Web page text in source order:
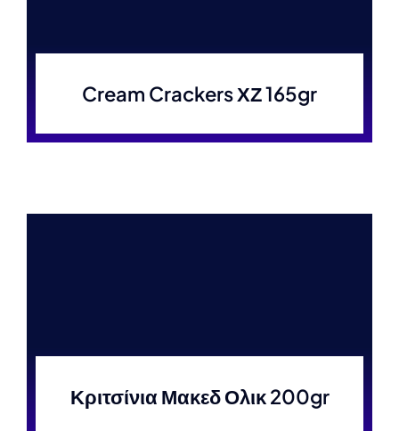
Cream Crackers ΧΖ 165gr
Κριτσίνια Μακεδ Ολικ 200gr